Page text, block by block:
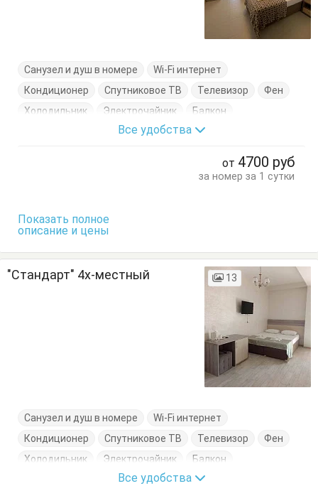
Санузел и душ в номере
Wi-Fi интернет
Кондиционер
Спутниковое ТВ Телевизор
Фен
Холодильник
Электрочайник
Балкон
Кровати односпальные
Кровать двуспальная
Все удобства
от 4700 руб
за номер за 1 сутки
Показать полное
описание и цены
"Стандарт" 4х-местный 13
Санузел и душ в номере
Wi-Fi интернет
Кондиционер
Спутниковое ТВ Телевизор
Фен
Холодильник
Электрочайник
Балкон
Кровати односпальные
Кровать двуспальная
Все удобства